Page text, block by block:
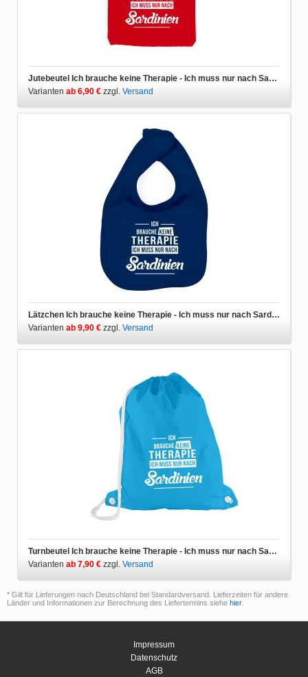
Jutebeutel Ich brauche keine Therapie - Ich muss nur nach Sardinien
Varianten ab 6,90 € zzgl. Versand
Lätzchen Ich brauche keine Therapie - Ich muss nur nach Sardinien
Varianten ab 9,90 € zzgl. Versand
Turnbeutel Ich brauche keine Therapie - Ich muss nur nach Sardinien
Varianten ab 7,90 € zzgl. Versand
* Gilt für Lieferungen nach Deutschland bei Standardversand. Lieferzeiten für andere
Länder und Informationen zur Berechnung des Liefertermins siehe hier.
Impressum
Datenschutz
AGB